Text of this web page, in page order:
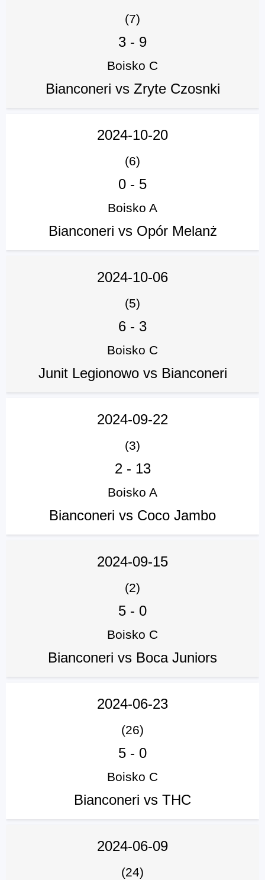
(7)
3 - 9
Boisko C
Bianconeri vs Zryte Czosnki
2024-10-20
(6)
0 - 5
Boisko A
Bianconeri vs Opór Melanż
2024-10-06
(5)
6 - 3
Boisko C
Junit Legionowo vs Bianconeri
2024-09-22
(3)
2- 13
Boisko A
Bianconeri vs Coco Jambo
2024-09-15
(2)
5 - 0
Boisko C
Bianconeri vs Boca Juniors
2024-06-23
(26)
5 - 0
Boisko C
Bianconeri vs THC
2024-06-09
(24)